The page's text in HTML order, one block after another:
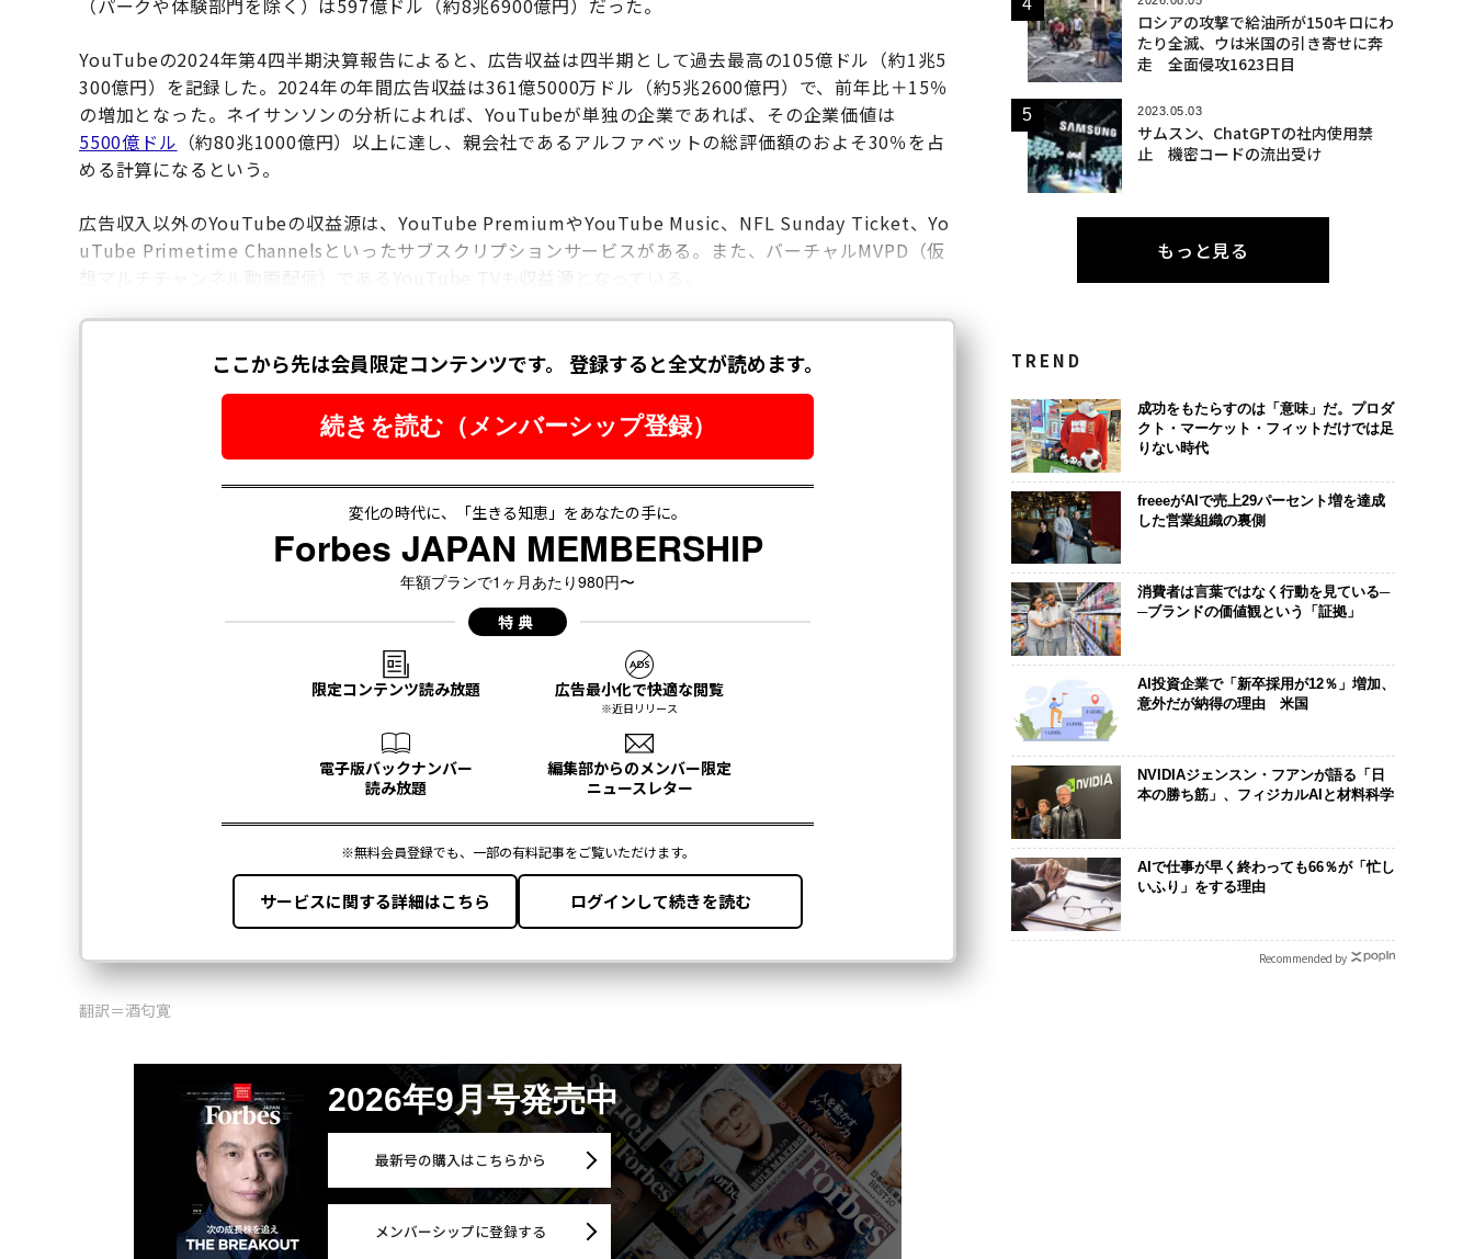
（パークや体験部門を除く）は597億ドル（約8兆6900億円）だった。
YouTubeの2024年第4四半期決算報告によると、広告収益は四半期として過去最高の105億ドル（約1兆5
300億円）を記録した。2024年の年間広告収益は361億5000万ドル（約5兆2600億円）で、前年比＋15％
の増加となった。ネイサンソンの分析によれば、YouTubeが単独の企業であれば、その企業価値は
5500億ドル （約80兆1000億円）以上に達し、親会社であるアルファベットの総評価額のおよそ30％を占
める計算になるという。
広告収入以外のYouTubeの収益源は、YouTube PremiumやYouTube Music、NFL Sunday Ticket、Yo
uTube Primetime Channelsといったサブスクリプションサービスがある。また、バーチャルMVPD（仮
翻訳＝酒匂寛
2026年9月号発売中
最新号の購入はこちらから
メンバーシップに登録する
ロシアの攻撃で給油所が150キロにわ
たり全滅、ウは米国の引き寄せに奔
走 全面侵攻1623日目
2023.05.03
サムスン、ChatGPTの社内使用禁
止 機密コードの流出受け
もっと見る
TREND
成功をもたらすのは「意味」だ。プロダ
クト・マーケット・フィットだけでは足
りない時代
freeeがAIで売上29パーセント増を達成
した営業組織の裏側
消費者は言葉ではなく行動を見ている─
─ブランドの価値観という「証拠」
AI投資企業で「新卒採用が12％」増加、
意外だが納得の理由 米国
NVIDIAジェンスン・フアンが語る「日
本の勝ち筋」、フィジカルAIと材料科学
AIで仕事が早く終わっても66％が「忙し
いふり」をする理由
Recommended by